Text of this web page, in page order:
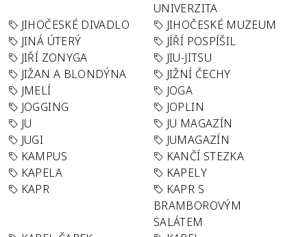
UNIVERZITA
JIHOČESKÉ DIVADLO
JIHOČESKÉ MUZEUM
JINÁ ÚTERÝ
JÍŘÍ POSPÍŠIL
JIŘÍ ZONYGA
JIU-JITSU
JIŽAN A BLONDÝNA
JIŽNÍ ČECHY
JMELÍ
JOGA
JOGGING
JOPLIN
JU
JU MAGAZÍN
JUGI
JUMAGAZÍN
KAMPUS
KANČÍ STEZKA
KAPELA
KAPELY
KAPR
KAPR S
BRAMBOROVÝM
SALÁTEM